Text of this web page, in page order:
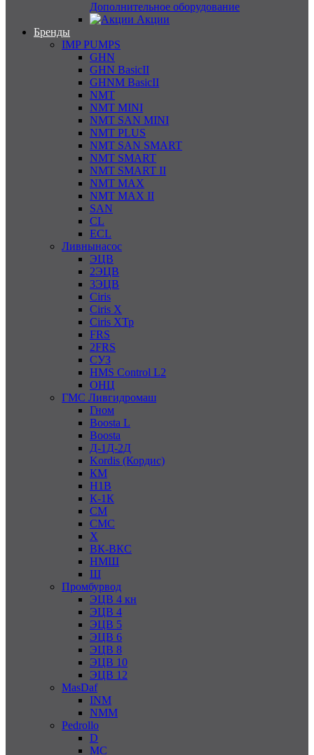
Дополнительное оборудование
Акции
Бренды
IMP PUMPS
GHN
GHN BasicII
GHNM BasicII
NMT
NMT MINI
NMT SAN MINI
NMT PLUS
NMT SAN SMART
NMT SMART
NMT SMART II
NMT MAX
NMT MAX II
SAN
CL
ECL
Ливнынасос
ЭЦВ
2ЭЦВ
3ЭЦВ
Ciris
Ciris X
Ciris ХТр
FRS
2FRS
СУЗ
HMS Control L2
ОНЦ
ГМС Ливгидромаш
Гном
Boosta L
Boosta
Д-1Д-2Д
Kordis (Кордис)
КМ
Н1В
К-1К
СМ
СМС
Х
ВК-ВКС
НМШ
Ш
Промбурвод
ЭЦВ 4 кн
ЭЦВ 4
ЭЦВ 5
ЭЦВ 6
ЭЦВ 8
ЭЦВ 10
ЭЦВ 12
MasDaf
INM
NMM
Pedrollo
D
MC